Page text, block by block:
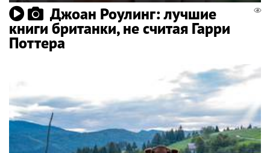
Джоан Роулинг: лучшие
книги британки, не считая Гарри
Поттера